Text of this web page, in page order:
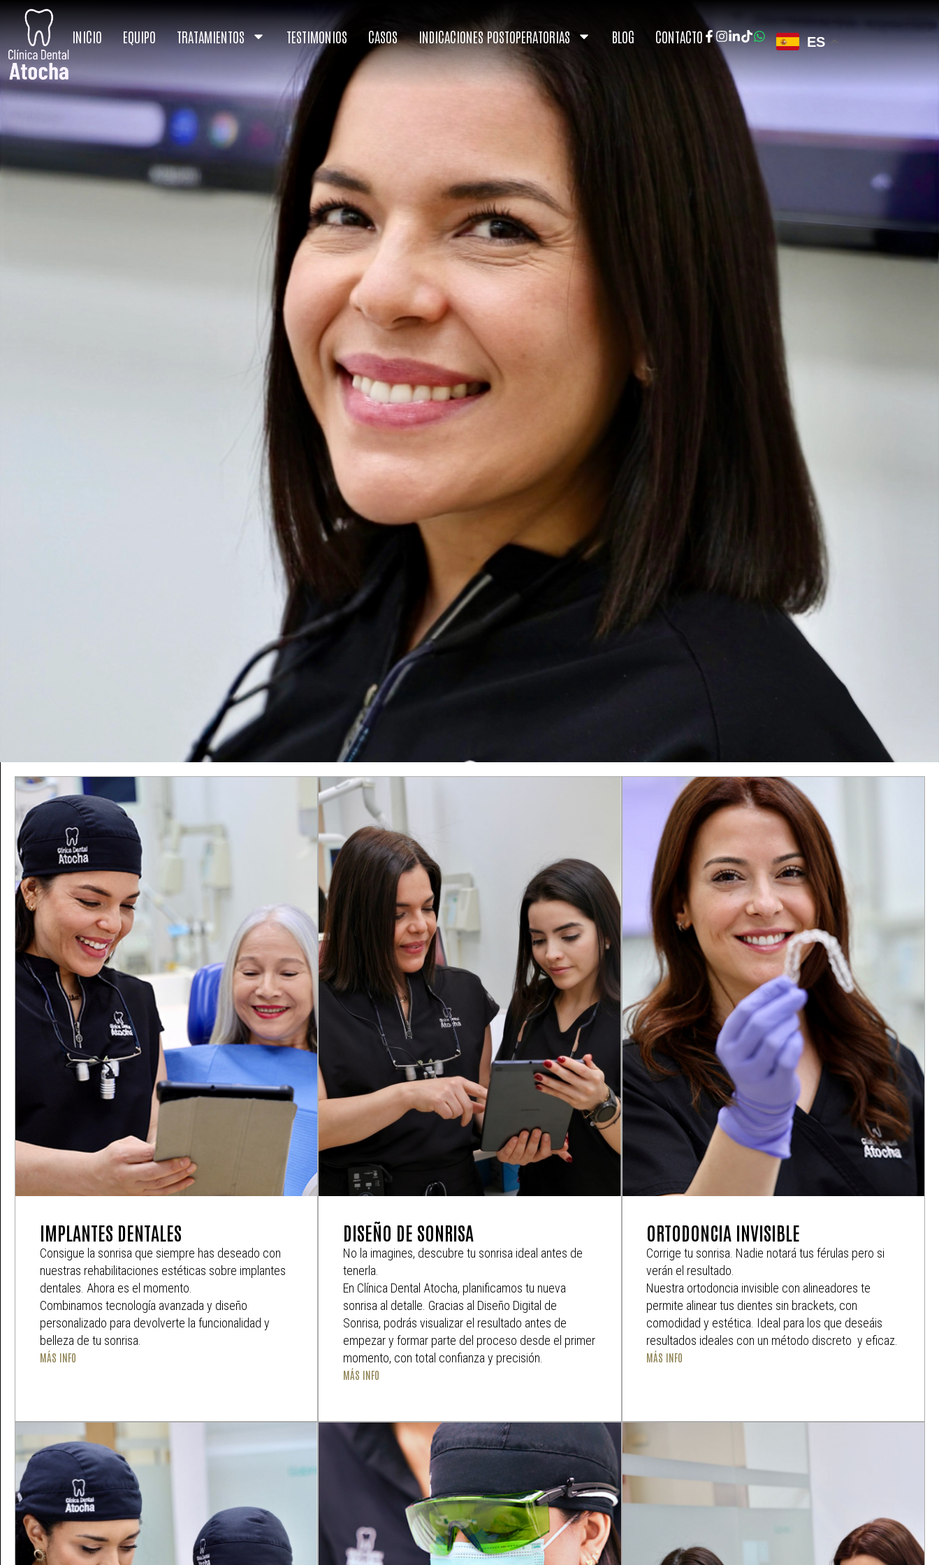
INICIO EQUIPO TRATAMIENTOS TESTIMONIOS CASOS INDICACIONES POSTOPERATORIAS BLOG CONTACTO ES
IMPLANTES DENTALES
Consigue la sonrisa que siempre has deseado con
nuestras rehabilitaciones estéticas sobre implantes
dentales. Ahora es el momento.
Combinamos tecnología avanzada y diseño
personalizado para devolverte la funcionalidad y
belleza de tu sonrisa.
MÁS INFO
DISEÑO DE SONRISA
No la imagines, descubre tu sonrisa ideal antes de
tenerla.
En Clínica Dental Atocha, planificamos tu nueva
sonrisa al detalle. Gracias al Diseño Digital de
Sonrisa, podrás visualizar el resultado antes de
empezar y formar parte del proceso desde el primer
momento, con total confianza y precisión.
MÁS INFO
ORTODONCIA INVISIBLE
Corrige tu sonrisa. Nadie notará tus férulas pero si
verán el resultado.
Nuestra ortodoncia invisible con alineadores te
permite alinear tus dientes sin brackets, con
comodidad y estética. Ideal para los que deseáis
resultados ideales con un método discreto y eficaz.
MÁS INFO